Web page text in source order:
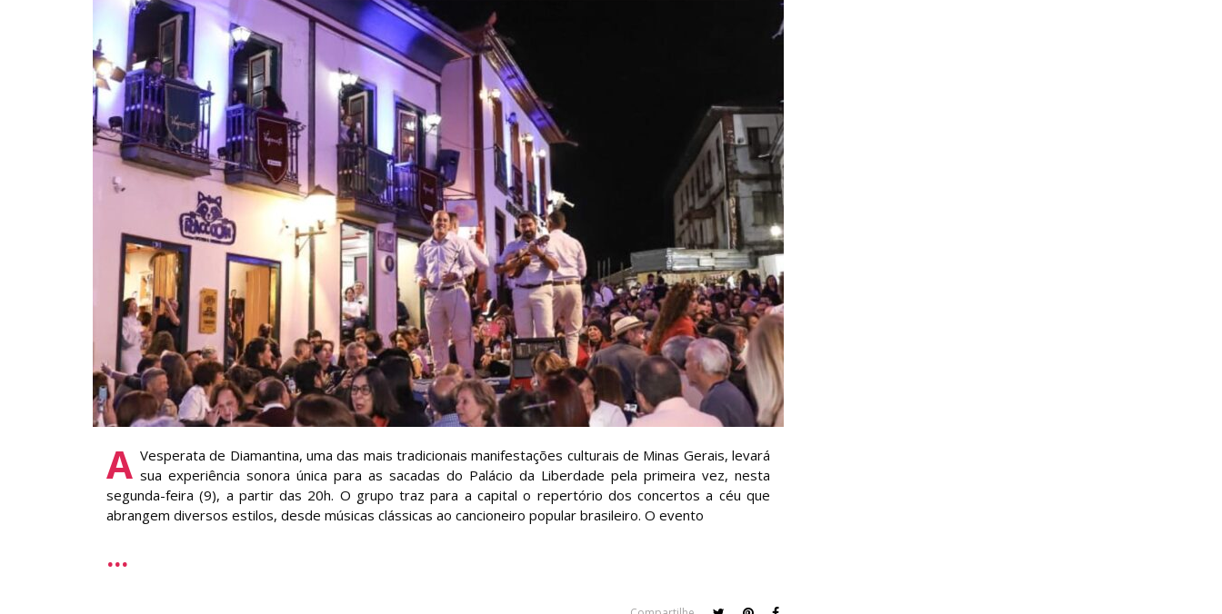
A Vesperata de Diamantina, uma das mais tradicionais manifestações culturais de Minas Gerais, levará
sua experiência sonora única para as sacadas do Palácio da Liberdade pela primeira vez, nesta
segunda-feira (9), a partir das 20h. O grupo traz para a capital o repertório dos concertos a céu que
abrangem diversos estilos, desde músicas clássicas ao cancioneiro popular brasileiro. O evento